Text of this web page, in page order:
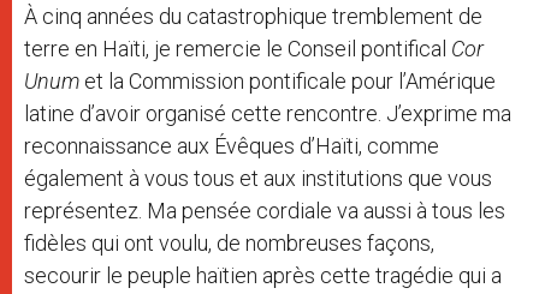
À cinq années du catastrophique tremblement de
terre en Haïti, je remercie le Conseil pontifical Cor
Unum et la Commission pontificale pour l’Amérique
latine d’avoir organisé cette rencontre. J’exprime ma
reconnaissance aux Évêques d’Haïti, comme
également à vous tous et aux institutions que vous
représentez. Ma pensée cordiale va aussi à tous les
fidèles qui ont voulu, de nombreuses façons,
secourir le peuple haïtien après cette tragédie qui a